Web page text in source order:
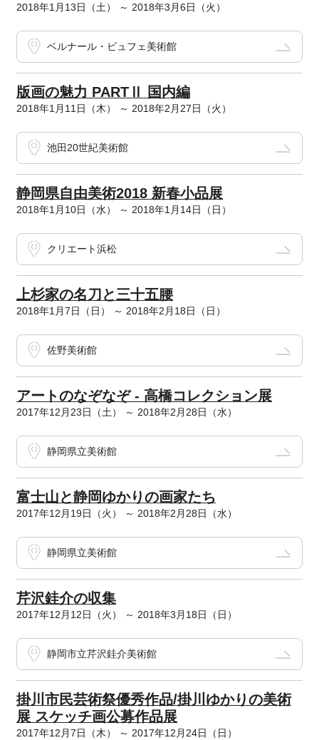
2018年1月13日（土） ～ 2018年3月6日（火）
ベルナール・ビュフェ美術館
版画の魅力 PARTⅡ 国内編
2018年1月11日（木） ～ 2018年2月27日（火）
池田20世紀美術館
静岡県自由美術2018 新春小品展
2018年1月10日（水） ～ 2018年1月14日（日）
クリエート浜松
上杉家の名刀と三十五腰
2018年1月7日（日） ～ 2018年2月18日（日）
佐野美術館
アートのなぞなぞ - 高橋コレクション展
2017年12月23日（土） ～ 2018年2月28日（水）
静岡県立美術館
富士山と静岡ゆかりの画家たち
2017年12月19日（火） ～ 2018年2月28日（水）
静岡県立美術館
芹沢銈介の収集
2017年12月12日（火） ～ 2018年3月18日（日）
静岡市立芹沢銈介美術館
掛川市民芸術祭優秀作品/掛川ゆかりの美術
展 スケッチ画公募作品展
2017年12月7日（木） ～ 2017年12月24日（日）